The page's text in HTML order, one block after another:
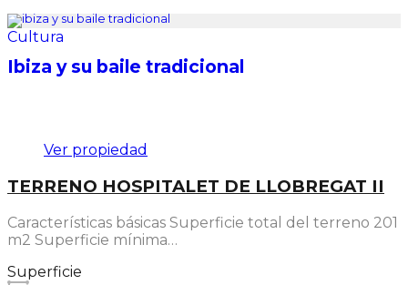
Cultura
Ibiza y su baile tradicional
Ver propiedad
TERRENO HOSPITALET DE LLOBREGAT II
Características básicas Superficie total del terreno 201
m2 Superficie mínima…
Superficie